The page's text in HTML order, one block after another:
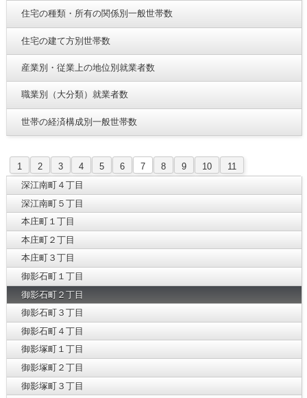
住宅の種類・所有の関係別一般世帯数
住宅の建て方別世帯数
産業別・従業上の地位別就業者数
職業別（大分類）就業者数
世帯の経済構成別一般世帯数
1 2 3 4 5 6 7 8 9 10
11
深江南町４丁目
深江南町５丁目
本庄町１丁目
本庄町２丁目
本庄町３丁目
御影石町１丁目
御影石町２丁目
御影石町３丁目
御影石町４丁目
御影塚町１丁目
御影塚町２丁目
御影塚町３丁目